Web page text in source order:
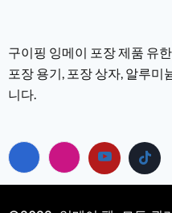
구이핑 잉메이 포장 제품 유
포장 용기, 포장 상자, 알루미
니다.